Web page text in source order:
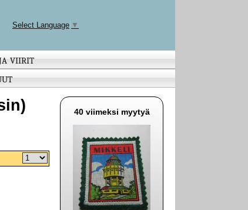
Select Language ▼
viirit
40 viimeksi myytyä